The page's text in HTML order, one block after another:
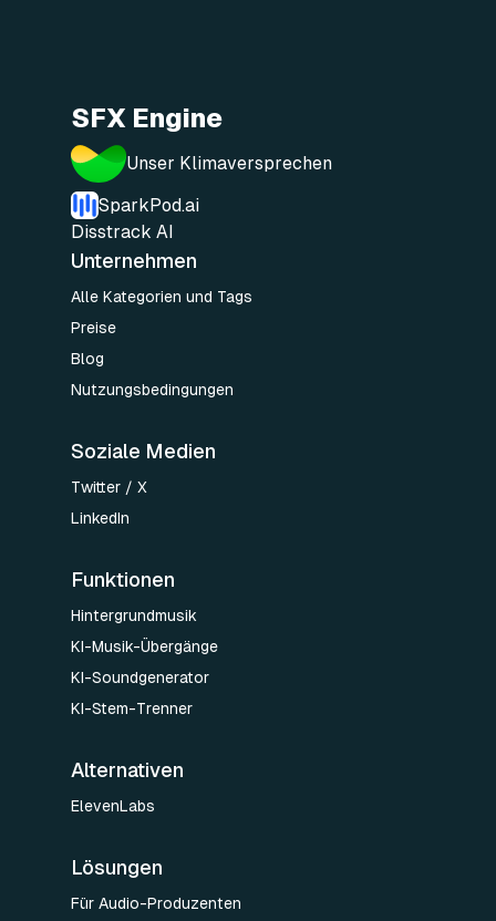
SFX Engine
Unser Klimaversprechen
SparkPod.ai
Disstrack AI
Unternehmen
Alle Kategorien und Tags
Preise
Blog
Nutzungsbedingungen
Soziale Medien
Twitter / X
LinkedIn
Funktionen
Hintergrundmusik
KI-Musik-Übergänge
KI-Soundgenerator
KI-Stem-Trenner
Alternativen
ElevenLabs
Lösungen
Für Audio-Produzenten